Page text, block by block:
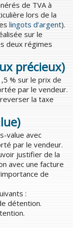
de TVA à
lors de la
lingots d’argent).
sur le
deux régimes
précieux)
% sur le prix de
par le vendeur.
la taxe
value avec
par le vendeur.
justifier de la
avec une facture
de
:
détention.